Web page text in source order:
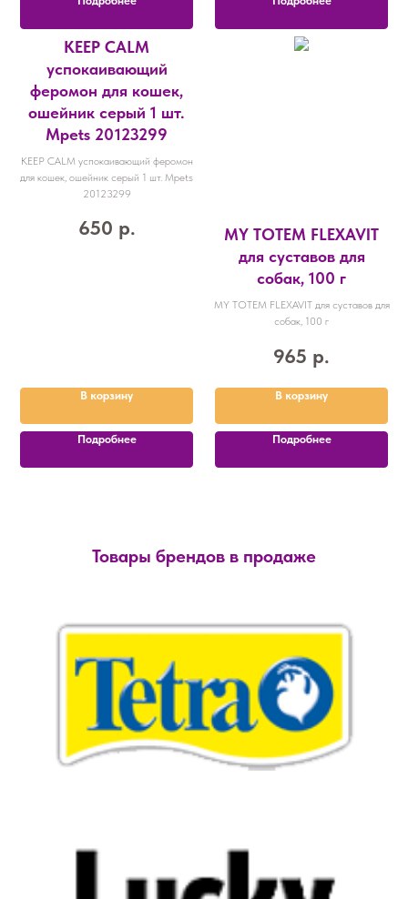
KEEP CALM
успокаивающий
феромон для кошек,
ошейник серый 1 шт.
Mpets 20123299
KEEP CALM успокаивающий феромон
для кошек, ошейник серый 1 шт. Mpets
20123299
650 р.
В корзину
Подробнее
MY TOTEM FLEXAVIT
для суставов для
собак, 100 г
MY TOTEM FLEXAVIT для суставов для
собак, 100 г
965 р.
В корзину
Подробнее
Товары брендов в продаже